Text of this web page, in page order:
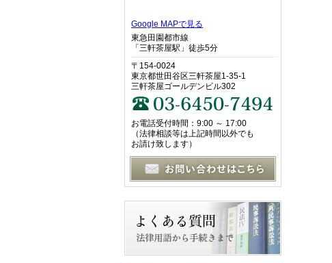
Google MAPで見る
東急田園都市線
「三軒茶屋駅」徒歩5分
〒154-0024
東京都世田谷区三軒茶屋1-35-1
三軒茶屋ゴールデンビル302
お電話受付時間：9:00 ～ 17:00
（法律相談等は上記時間以外でも
お請け致します）